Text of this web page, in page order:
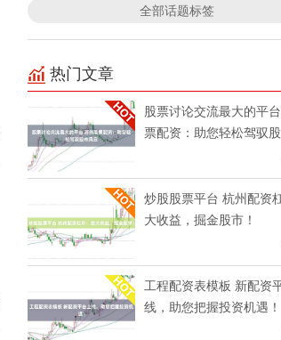
全部话题标签
热门文章
股票讨论交流最大的平
票配资：助您轻松驾驭
炒股股票平台 杭州配资
大收益，掘金股市！
工程配资表模板 新配资
线，助您把握投资机遇！